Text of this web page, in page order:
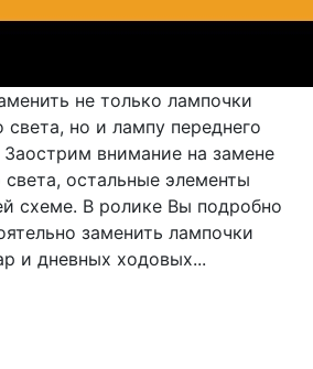
не только лампочки
света, но и лампу переднего
Заострим внимание на замене
остальные элементы
схеме. В ролике Вы подробно
заменить лампочки
и дневных ходовых...